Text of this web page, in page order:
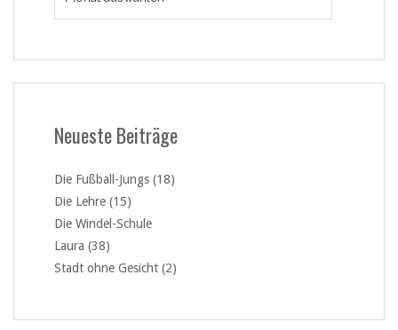
Neueste Beiträge
Die Fußball-Jungs (18)
Die Lehre (15)
Die Windel-Schule
Laura (38)
Stadt ohne Gesicht (2)